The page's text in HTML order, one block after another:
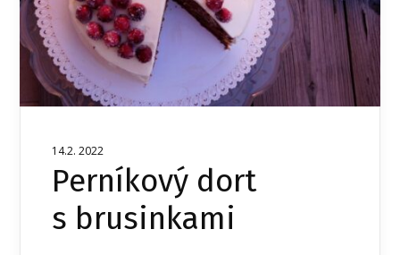
14.2. 2022
Perníkový dort
s brusinkami